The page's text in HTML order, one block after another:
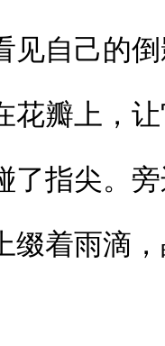
见自己的
花瓣上，
了指尖。
缀着雨滴